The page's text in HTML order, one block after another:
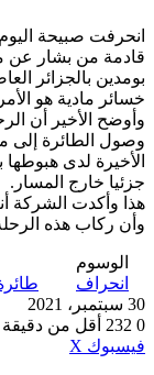
انحرفت صبيحة
قادمة من بشار عن
بومدين بالجزائر
خسائر مادية هو
وأوضح الأخير أن
وصول الطائرة إلى
الأخيرة لدى
جزئيا خارج المسار.
هذا وأكدت الشركة
وأن ركاب هذه
الوسوم
انحراف
30 سبتمبر، 2021
0
أقل من دقيقة
فيسبوك ‫X